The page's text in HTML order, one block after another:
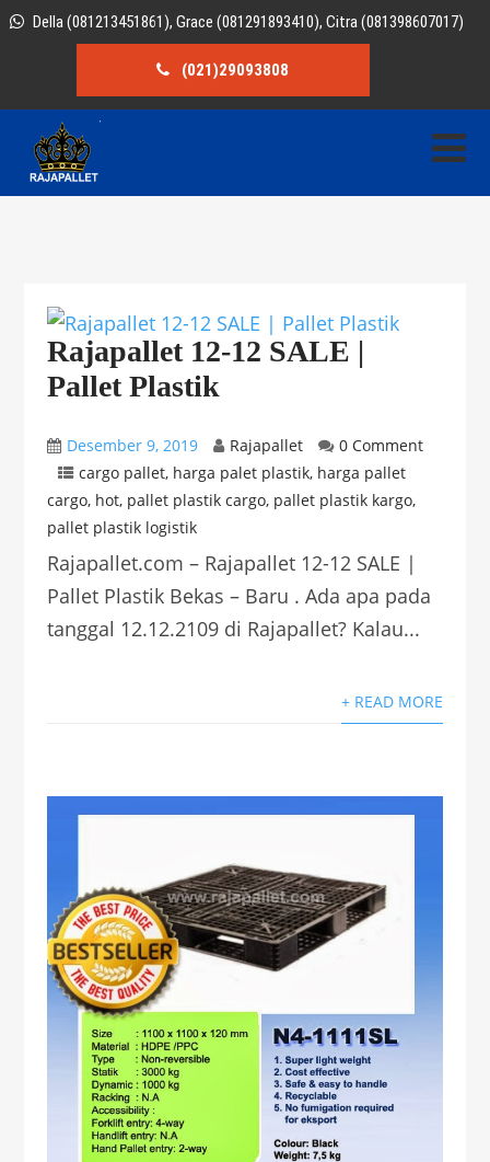
Della (081213451861), Grace (081291893410), Citra (081398607017)
(021)29093808
Rajapallet 12-12 SALE |
Pallet Plastik
Desember 9, 2019 Rajapallet
0 Comment
cargo pallet, harga palet plastik, harga pallet
cargo, hot, pallet plastik cargo, pallet plastik kargo,
pallet plastik logistik
Rajapallet.com – Rajapallet 12-12 SALE |
Pallet Plastik Bekas – Baru . Ada apa pada
tanggal 12.12.2109 di Rajapallet? Kalau...
+ READ MORE